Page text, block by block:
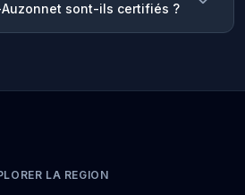
sont-ils certifiés ?
LA REGION